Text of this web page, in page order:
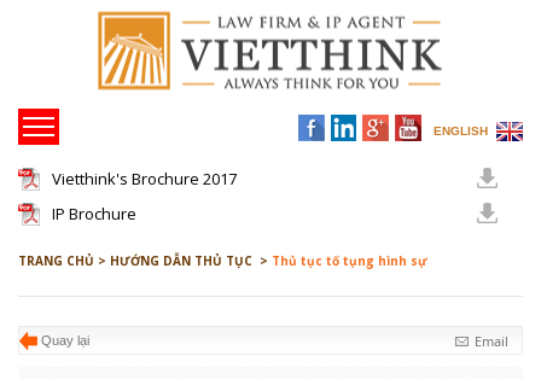
ENGLISH
Vietthink's Brochure 2017
IP Brochure
TRANG CHỦ > HƯỚNG DẪN THỦ TỤC > Thủ tục tố tụng hình sự
Quay lại Email